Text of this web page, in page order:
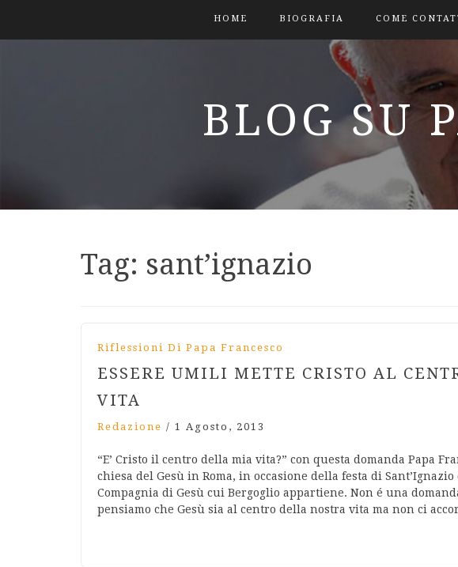
HOME BIOGRAFIA COME
BLOG SU
Tag: sant’ignazio
Riflessioni Di Papa Francesco
ESSERE UMILI METTE CRISTO AL
VITA
Redazione / 1 Agosto, 2013
“E’ Cristo il centro della mia vita?” con questa domanda Papa
chiesa del Gesù in Roma, in occasione della festa di
Compagnia di Gesù cui Bergoglio appartiene. Non é una
pensiamo che Gesù sia al centro della nostra vita ma non ci